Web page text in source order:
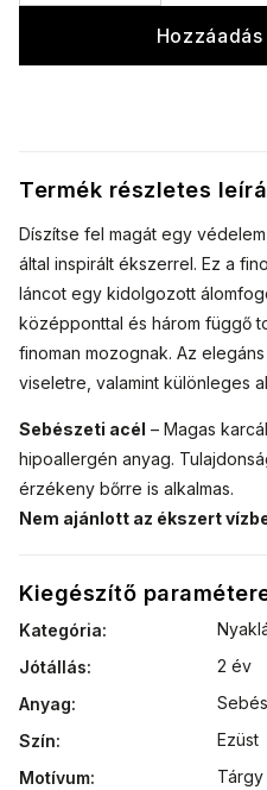
Termék részletes
Díszítse fel magát egy
által inspirált ékszerrel. Ez a
láncot egy kidolgozott
középponttal és három függő
finoman mozognak. Az
viseletre, valamint különleges
Sebészeti acél – Magas
hipoallergén anyag.
érzékeny bőrre is alkalmas.
Nem ajánlott az ékszert
Kiegészítő
Kategória:
Jótállás:
2 év
Anyag:
Szín:
Ezüst
Motívum: Tárgy